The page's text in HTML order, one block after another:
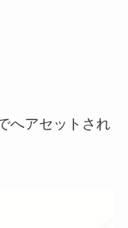
へアセットされ